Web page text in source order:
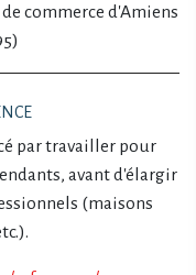
commerce d'Amiens
par travailler pour
avant d'élargir
(maisons